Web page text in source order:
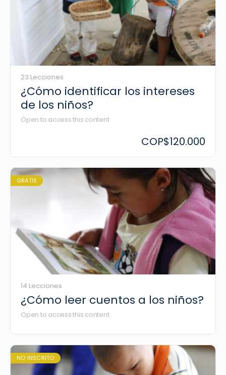
23 Lecciones
¿Cómo identificar los intereses
de los niños?
Open to access this content
COP$120.000
GRATIS
14 Lecciones
¿Cómo leer cuentos a los niños?
Open to access this content
NO INSCRITO